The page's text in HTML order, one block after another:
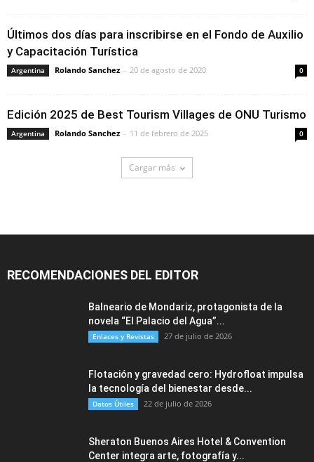
Últimos dos días para inscribirse en el Fondo de Auxilio
y Capacitación Turística
Argentina Rolando Sanchez - 20 de agosto de 2020 0
Edición 2025 de Best Tourism Villages de ONU Turismo
Argentina Rolando Sanchez - 11 de febrero de 2025 0
Cargar más
RECOMENDACIONES DEL EDITOR
Balneario de Mondariz, protagonista de la
novela “El Palacio del Agua”...
Enlaces y Revistas 27 de julio de 2026
Flotación y gravedad cero: Hydrofloat impulsa
la tecnología del bienestar desde...
Datos Útiles 22 de julio de 2026
Sheraton Buenos Aires Hotel & Convention
Center integra arte, fotografía y...